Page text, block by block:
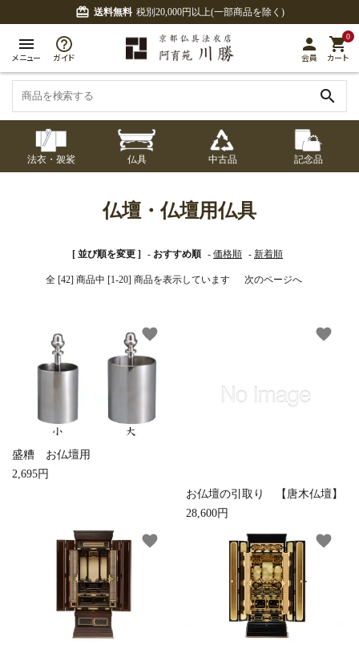
card_giftcard 送料無料 税別20,000円以上(一部商品を除く)
menu
メニュー ガイド
person
会員
0
shopping_cart
カート
search
七条袈裟
五条袈裟
黒衣・直綴
法衣・袈裟
修多羅
五条袈裟 色衣・裳附
白衣・色服
草履・はきもの
式章・略肩衣
法衣かばん・中啓半
装束入
作務衣
コート・雨具 その他
記念品
ふくさ・風呂敷
中啓・扇子 収納
仏具
御本尊・御掛軸 宮殿・厨子・須弥壇
卓類・常香盤・礼盤 天蓋・瓔珞・吊金具
土香炉・香炉台・香
盒
ご法要用品・箱類
椅子・机・その他仏
具
戸帳・華鬘
幕・旗
山号額・寄進額・定
欄間・障子・襖・翠
本堂金具・上壇彫物
喚鐘・梵鐘・銅像
掲示板・屋外用品・
中古品
アウトレット
仏壇・仏壇用仏具
[ 並び順を変更 ] - おすすめ順 - 価格順 - 新着順
全 [42] 商品中 [1-20] 商品を表示しています 次のページへ
盛糟 お仏壇用
2,695円
favorite
お仏壇の引取り 【唐木仏壇】
28,600円
favorite
favorite favorite